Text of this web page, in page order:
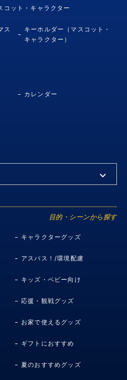
コット・キャラクター
ス
キーホルダー（マスコット・
キャラクター）
カレンダー
目的・シーンから探す
キャラクターグッズ
アスパス！/環境配慮
キッズ・ベビー向け
応援・観戦グッズ
お家で使えるグッズ
ギフトにおすすめ
夏のおすすめグッズ